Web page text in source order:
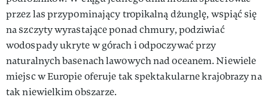
przez las przypominający tropikalną dżunglę, wspiąć się
na szczyty wyrastające ponad chmury, podziwiać
wodospady ukryte w górach i odpoczywać przy
naturalnych basenach lawowych nad oceanem. Niewiele
miejsc w Europie oferuje tak spektakularne krajobrazy na
tak niewielkim obszarze.